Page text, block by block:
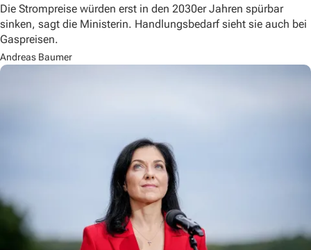
Die Strompreise würden erst in den 2030er Jahren spürbar
sinken, sagt die Ministerin. Handlungsbedarf sieht sie auch bei
Gaspreisen.
Andreas Baumer